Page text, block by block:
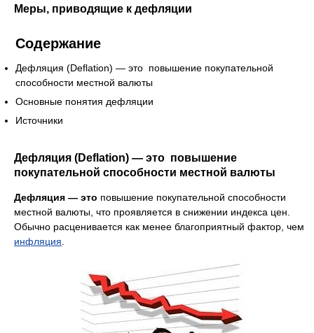
Меры, приводящие к дефляции
Содержание
Дефляция (Deflation) — это повышение покупательной
способности местной валюты
Основные понятия дефляции
Источники
Дефляция (Deflation) — это повышение
покупательной способности местной валюты
Дефляция — это повышение покупательной способности
местной валюты, что проявляется в снижении индекса цен.
Обычно расценивается как менее благоприятный фактор, чем
инфляция